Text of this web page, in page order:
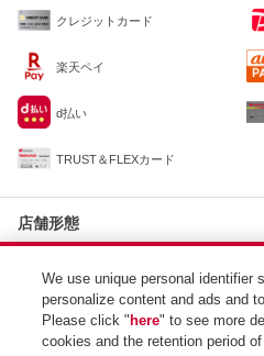
クレジットカード
楽天ペイ
d払い
TRUST＆FLEXカード
店舗形態
取扱サービス
We use unique personal identifier
personalize content and ads and
Please click " here" to see more
cookies and the retention period